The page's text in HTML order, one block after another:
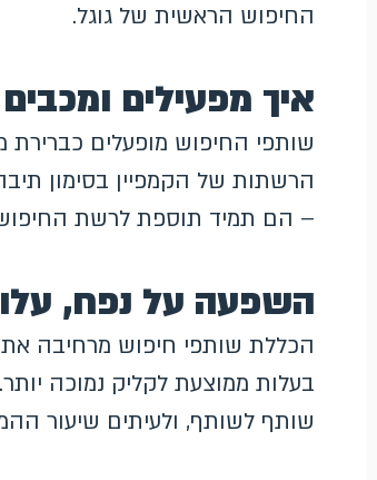
החיפוש הראשית של גוגל.
איך מפעילים ומכבים
שותפי החיפוש מופעלים כברירת
הרשתות של הקמפיין בסימון
– הם תמיד תוספת לרשת
השפעה על נפח,
הכללת שותפי חיפוש מרחיבה
בעלות ממוצעת לקליק נמוכה
שותף לשותף, ולעיתים שיעור